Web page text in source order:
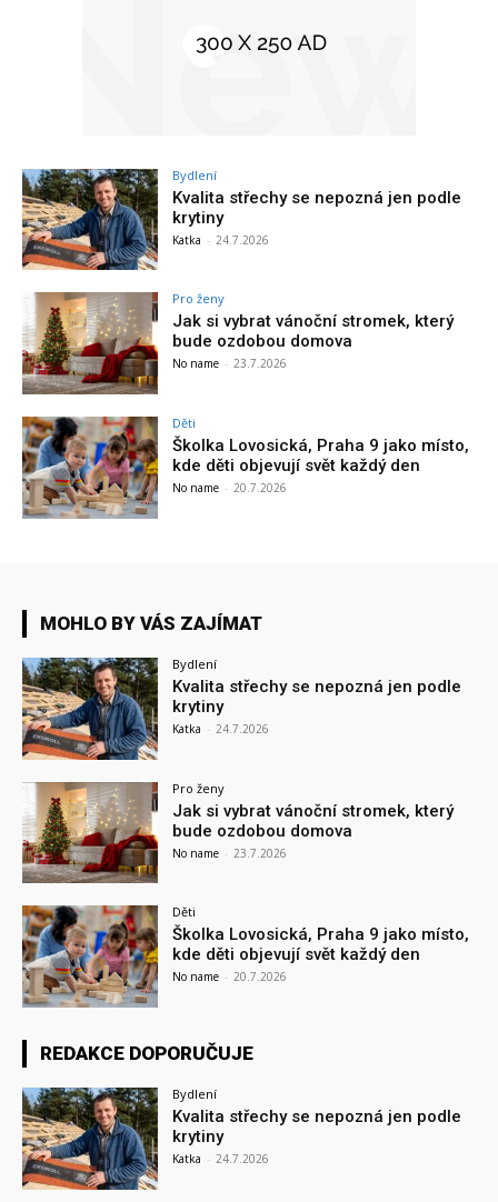
Bydlení
Kvalita střechy se nepozná jen podle
krytiny
Katka - 24.7.2026
Pro ženy
Jak si vybrat vánoční stromek, který
bude ozdobou domova
No name - 23.7.2026
Děti
Školka Lovosická, Praha 9 jako místo,
kde děti objevují svět každý den
No name - 20.7.2026
MOHLO BY VÁS ZAJÍMAT
Bydlení
Kvalita střechy se nepozná jen podle
krytiny
Katka - 24.7.2026
Pro ženy
Jak si vybrat vánoční stromek, který
bude ozdobou domova
No name - 23.7.2026
Děti
Školka Lovosická, Praha 9 jako místo,
kde děti objevují svět každý den
No name - 20.7.2026
REDAKCE DOPORUČUJE
Bydlení
Kvalita střechy se nepozná jen podle
krytiny
Katka - 24.7.2026